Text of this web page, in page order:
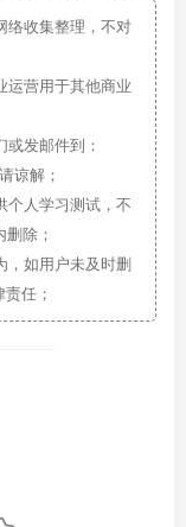
络收集整理，不对
运营用于其他商业
发邮件到：
谅解；
个人学习测试，不
除；
，如用户未及时删
任；